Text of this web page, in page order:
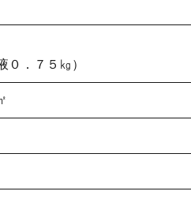
０．７５㎏）